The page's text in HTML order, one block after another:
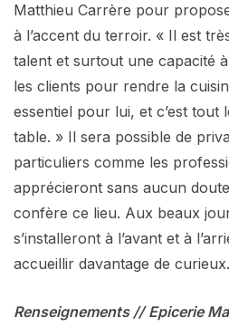
Matthieu Carrère pour
à l’accent du terroir. « Il est
talent et surtout une capacité
les clients pour rendre la
essentiel pour lui, et c’est tout
table. » Il sera possible de
particuliers comme les
apprécieront sans aucun
confère ce lieu. Aux beaux
s’installeront à l’avant et à
accueillir davantage de curieux.
Renseignements // Epicerie